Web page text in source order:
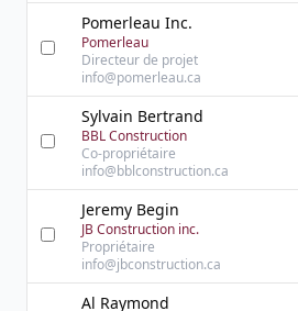
Pomerleau Inc.
Pomerleau
Directeur de projet
info@pomerleau.ca
Sylvain Bertrand
BBL Construction
Co-propriétaire
info@bblconstruction.ca
Jeremy Begin
JB Construction inc.
Propriétaire
info@jbconstruction.ca
Al Raymond